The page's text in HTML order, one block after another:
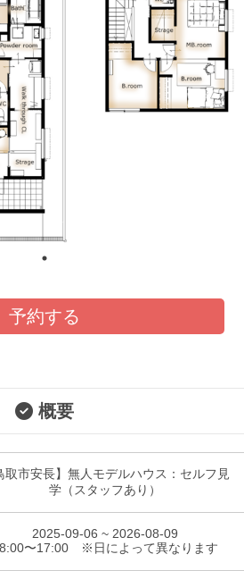
予約する
概要
取市安長】無人モデルハウス：セルフ見
学（スタッフあり）
2025-09-06 ~ 2026-08-09
〜17:00 ※日によって異なります